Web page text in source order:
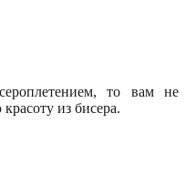
то вам не
из бисера.